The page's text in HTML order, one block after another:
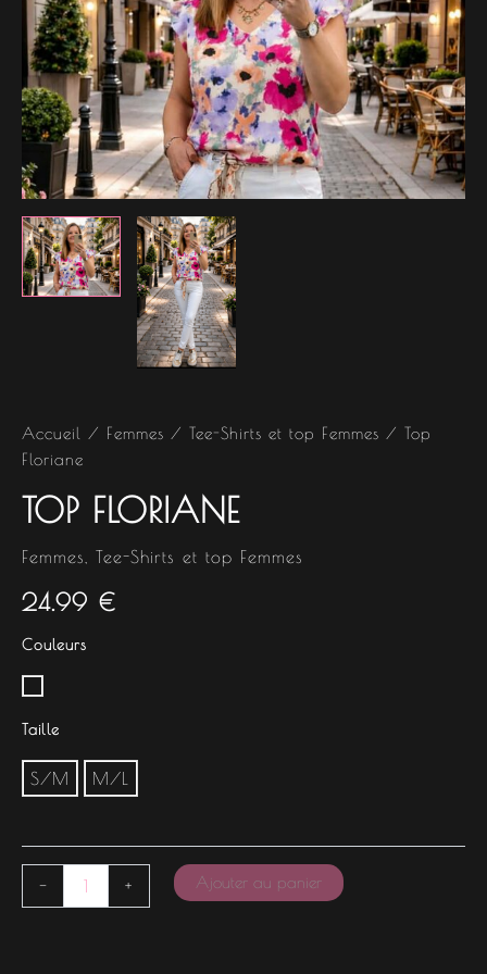
Accueil / Femmes / Tee-Shirts et top Femmes / Top
Floriane
TOP FLORIANE
Femmes Tee-Shirts et top Femmes
24.99 €
Couleurs
Taille
S/M M/L
- + Ajouter au panier